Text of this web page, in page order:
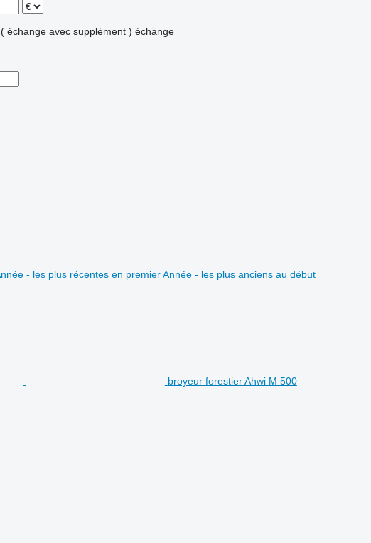
échange avec supplément ) échange
- les plus récentes en premier Année - les plus anciens au début
broyeur forestier Ahwi M 500